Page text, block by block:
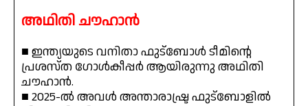
അഥിതി ചൗഹാൻ
■ ഇന്ത്യയുടെ വനിതാ ഫുട്ബോൾ ടീമിന്റെ
പ്രശസ്ത ഗോൾകീപ്പർ ആയിരുന്നു അഥിതി
ചൗഹാൻ.
■ 2025-ൽ അവൾ അന്താരാഷ്ട്ര ഫുട്ബോളിൽ